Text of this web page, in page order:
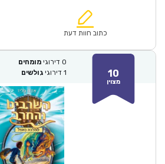
₪67.00.
הוא:
כתוב חוות דעת
10
מצוין
0 דירוגי מומחים
1 דירוגי גולשים